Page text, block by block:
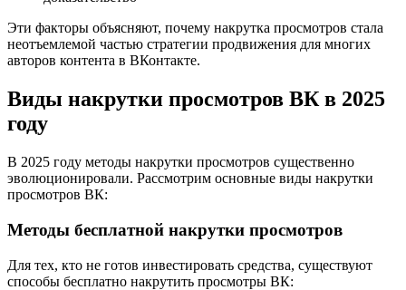
Эти факторы объясняют, почему накрутка просмотров стала
неотъемлемой частью стратегии продвижения для многих
авторов контента в ВКонтакте.
Виды накрутки просмотров ВК в 2025
году
В 2025 году методы накрутки просмотров существенно
эволюционировали. Рассмотрим основные виды накрутки
просмотров ВК:
Методы бесплатной накрутки просмотров
Для тех, кто не готов инвестировать средства, существуют
способы бесплатно накрутить просмотры ВК: